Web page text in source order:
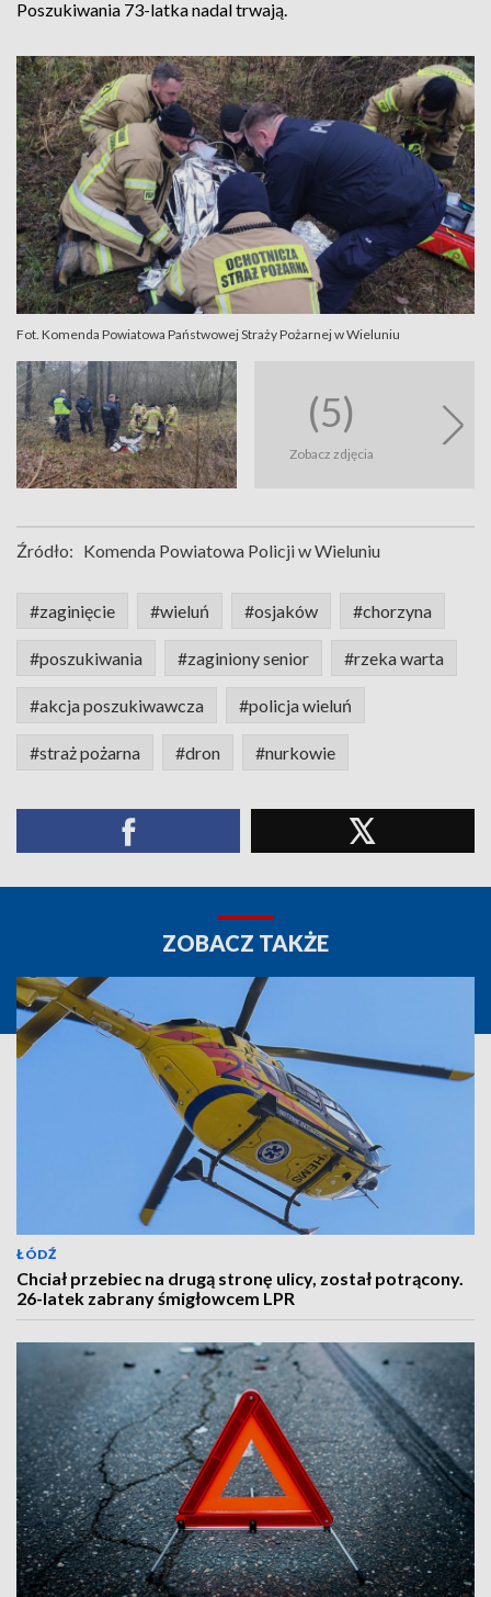
Poszukiwania 73-latka nadal trwają.
Fot. Komenda Powiatowa Państwowej Straży Pożarnej w Wieluniu
(5)
Zobacz zdjęcia
Źródło: Komenda Powiatowa Policji w Wieluniu
#zaginięcie #wieluń #osjaków #chorzyna
#poszukiwania #zaginiony senior #rzeka warta
#akcja poszukiwawcza #policja wieluń
#straż pożarna #dron #nurkowie
ZOBACZ TAKŻE
ŁÓDŹ
Chciał przebiec na drugą stronę ulicy, został potrącony.
26-latek zabrany śmigłowcem LPR